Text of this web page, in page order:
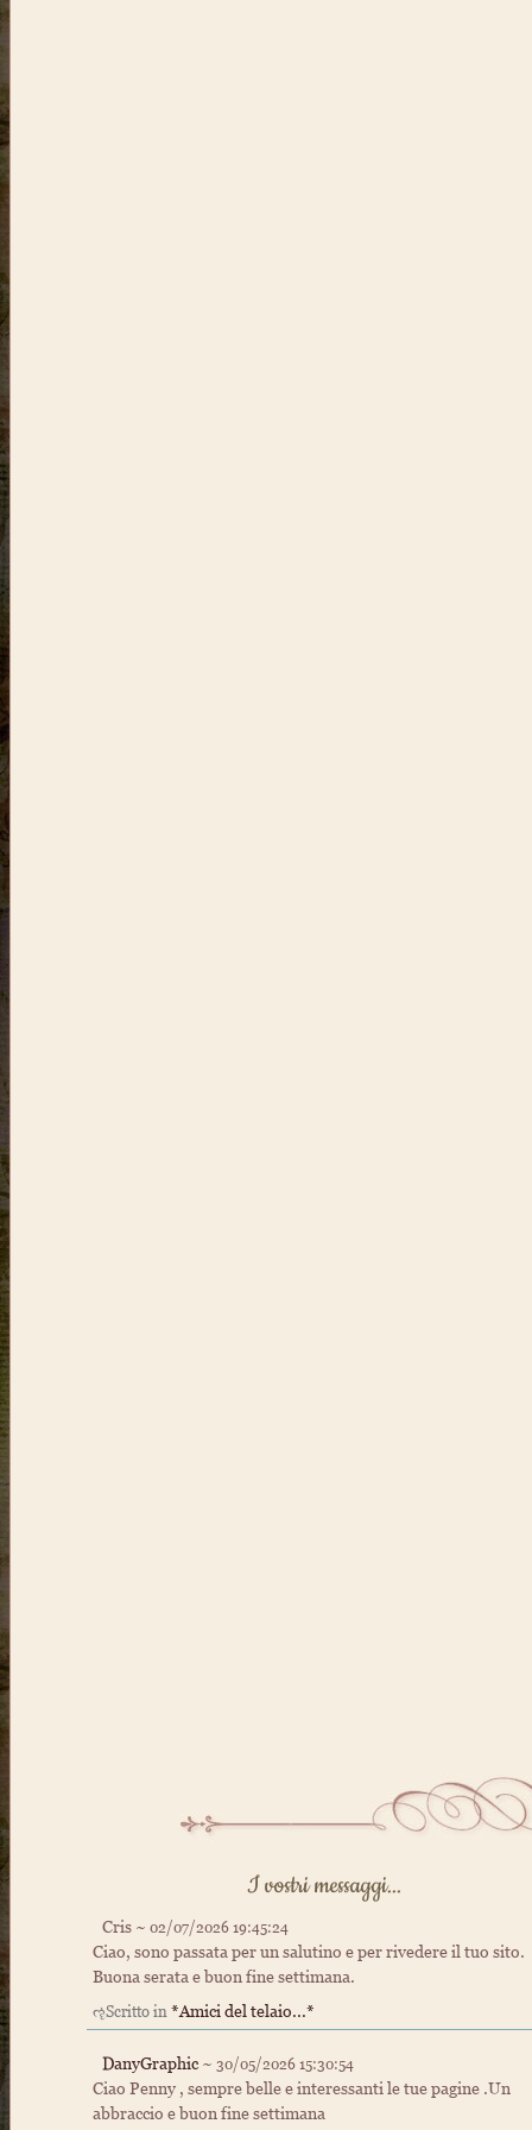
I vostri messaggi...
Cris ~ 02/07/2026 19:45:24
Ciao, sono passata per un salutino e per rivedere il tuo sito.
Buona serata e buon fine settimana.
ૡScritto in *Amici del telaio...*
DanyGraphic ~ 30/05/2026 15:30:54
Ciao Penny , sempre belle e interessanti le tue pagine .Un
abbraccio e buon fine settimana